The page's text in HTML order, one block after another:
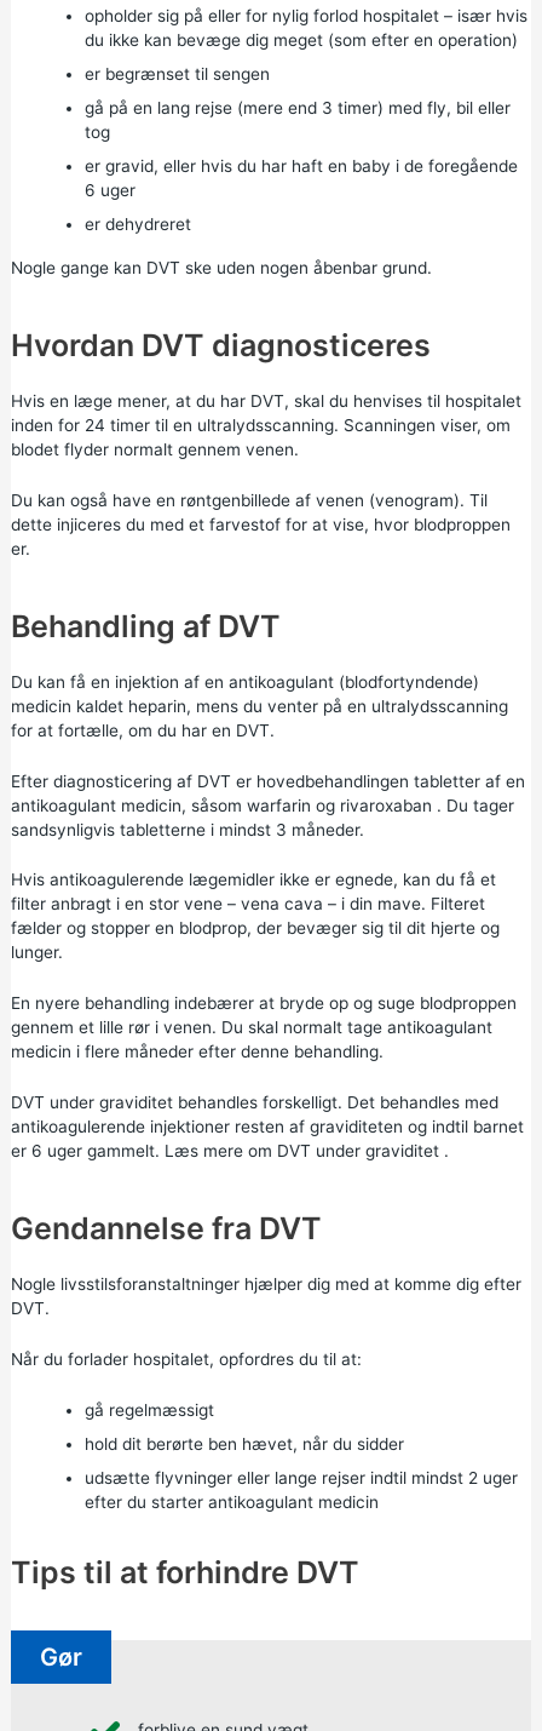
opholder sig på eller for nylig forlod hospitalet – især hvis
du ikke kan bevæge dig meget (som efter en operation)
er begrænset til sengen
gå på en lang rejse (mere end 3 timer) med fly, bil eller
tog
er gravid, eller hvis du har haft en baby i de foregående
6 uger
er dehydreret
Nogle gange kan DVT ske uden nogen åbenbar grund.
Hvordan DVT diagnosticeres
Hvis en læge mener, at du har DVT, skal du henvises til hospitalet
inden for 24 timer til en ultralydsscanning. Scanningen viser, om
blodet flyder normalt gennem venen.
Du kan også have en røntgenbillede af venen (venogram). Til
dette injiceres du med et farvestof for at vise, hvor blodproppen
er.
Behandling af DVT
Du kan få en injektion af en antikoagulant (blodfortyndende)
medicin kaldet heparin, mens du venter på en ultralydsscanning
for at fortælle, om du har en DVT.
Efter diagnosticering af DVT er hovedbehandlingen tabletter af en
antikoagulant medicin, såsom warfarin og rivaroxaban . Du tager
sandsynligvis tabletterne i mindst 3 måneder.
Hvis antikoagulerende lægemidler ikke er egnede, kan du få et
filter anbragt i en stor vene – vena cava – i din mave. Filteret
fælder og stopper en blodprop, der bevæger sig til dit hjerte og
lunger.
En nyere behandling indebærer at bryde op og suge blodproppen
gennem et lille rør i venen. Du skal normalt tage antikoagulant
medicin i flere måneder efter denne behandling.
DVT under graviditet behandles forskelligt. Det behandles med
antikoagulerende injektioner resten af graviditeten og indtil barnet
er 6 uger gammelt. Læs mere om DVT under graviditet.
Gendannelse fra DVT
Nogle livsstilsforanstaltninger hjælper dig med at komme dig efter
DVT.
Når du forlader hospitalet, opfordres du til at:
gå regelmæssigt
hold dit berørte ben hævet, når du sidder
udsætte flyvninger eller lange rejser indtil mindst 2 uger
efter du starter antikoagulant medicin
Tips til at forhindre DVT
Gør